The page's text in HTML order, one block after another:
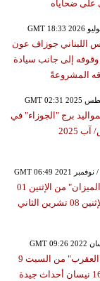
على ضحاياه
اللبناني جوزاف عون
إلى جانب سيادة
المشروعةً
برج "الجوزاء" في
2025
توقعات مولود برج "الميزان" من الإثنين 01
الثاني
توقعات مولود برج "العقرب" من السبت 9